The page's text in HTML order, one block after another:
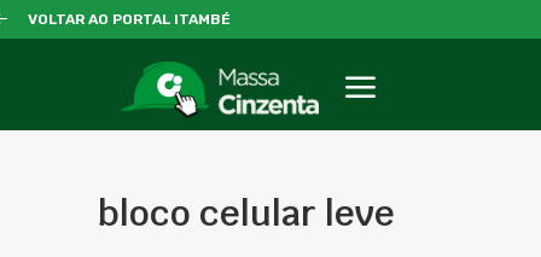
VOLTAR AO PORTAL ITAMBÉ
bloco celular leve